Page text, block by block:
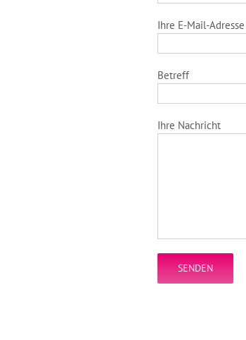
Ihre E-Mail-
Betreff
Ihre Nachricht